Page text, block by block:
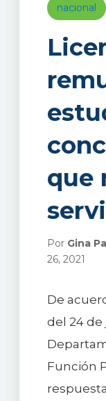
nacional
que
Por Gina
26, 2021
De
del 24 de
Función